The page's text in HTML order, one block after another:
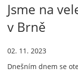
Jsme na
v Brně
02. 11. 2023
Dnešním dnem se